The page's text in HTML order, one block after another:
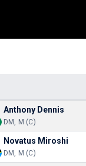
Anthony Dennis
DM, M (C)
Novatus Miroshi
DM, M (C)